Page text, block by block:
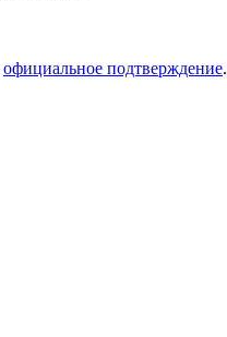
официальное подтверждение.